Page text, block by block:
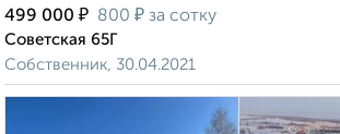
499 000 ₽ 800 ₽ за сотку
Советская 65Г
Собственник, 30.04.2021